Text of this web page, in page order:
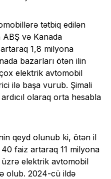
tətbiq edilən
və Kanada
1,8 milyona
bazarları ötən ilin
elektrik avtomobil
ilə başa vurub. Şimali
olaraq orta hesabla
qeyd olunub ki, ötən il
40 faiz artaraq 11 milyona
üzrə elektrik avtomobil
olub. 2024-cü ildə